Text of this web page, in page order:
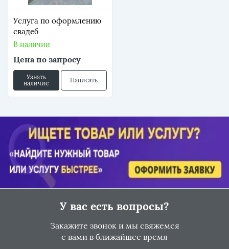
Услуга по оформлению
свадеб
В наличии
Цена по запросу
Узнать
наличие
Написать
У вас есть вопросы?
Закажите звонок и мы свяжемся
с вами в ближайшее время